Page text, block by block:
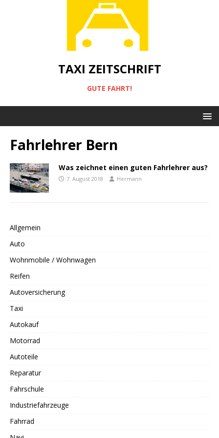
TAXI ZEITSCHRIFT
GUTE FAHRT!
Fahrlehrer Bern
Was zeichnet einen guten Fahrlehrer aus?
7. August 2018 Hermann
Allgemein
Auto
Wohnmobile / Wohnwagen
Reifen
Autoversicherung
Taxi
Autokauf
Motorrad
Autoteile
Reparatur
Fahrschule
Industriefahrzeuge
Fahrrad